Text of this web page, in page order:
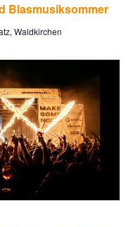
Blasmusiksommer
Waldkirchen